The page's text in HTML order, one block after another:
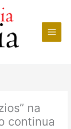
na
continua